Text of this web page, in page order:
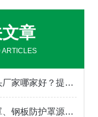
章
ARTICLES
钢板防护罩源头厂家哪家好？提供定制维修服务。
机床钢板防护罩、钢板防护罩源头工厂，全套售后保障降低设备运维成本